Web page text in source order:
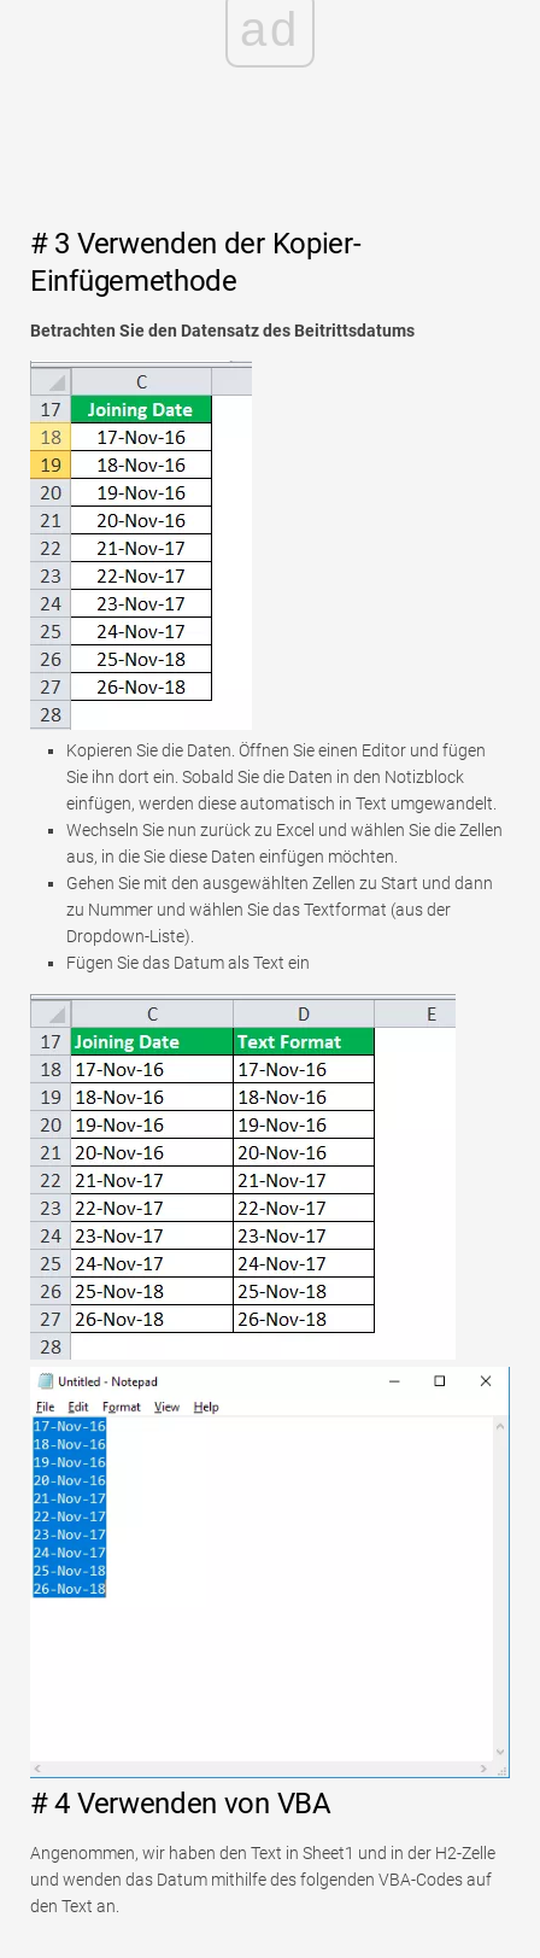
ad
# 3 Verwenden der Kopier-
Einfügemethode
Betrachten Sie den Datensatz des Beitrittsdatums
Kopieren Sie die Daten. Öffnen Sie einen Editor und fügen
Sie ihn dort ein. Sobald Sie die Daten in den Notizblock
einfügen, werden diese automatisch in Text umgewandelt.
Wechseln Sie nun zurück zu Excel und wählen Sie die Zellen
aus, in die Sie diese Daten einfügen möchten.
Gehen Sie mit den ausgewählten Zellen zu Start und dann
zu Nummer und wählen Sie das Textformat (aus der
Dropdown-Liste).
Fügen Sie das Datum als Text ein
# 4 Verwenden von VBA
Angenommen, wir haben den Text in Sheet1 und in der H2-Zelle
und wenden das Datum mithilfe des folgenden VBA-Codes auf
den Text an.